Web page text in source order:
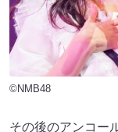
©NMB48
その後のアンコー